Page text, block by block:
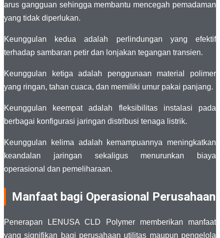
arus gangguan sehingga membantu mencegah pemadaman
yang tidak diperlukan.
Keunggulan kedua adalah perlindungan yang efektif
terhadap sambaran petir dan lonjakan tegangan transien.
Keunggulan ketiga adalah penggunaan material polimer
yang ringan, tahan cuaca, dan memiliki umur pakai panjang.
Keunggulan keempat adalah fleksibilitas instalasi pada
berbagai konfigurasi jaringan distribusi tenaga listrik.
Keunggulan kelima adalah kemampuannya meningkatkan
keandalan jaringan sekaligus menurunkan biaya
operasional dan pemeliharaan.
Manfaat bagi Operasional Perusahaan
Penerapan LENUSA CLD Polymer memberikan manfaat
yang signifikan bagi perusahaan utilitas maupun pengelola